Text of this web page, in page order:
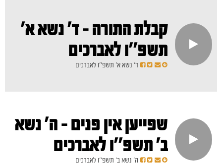
קבלת התורה - ד' נשא א'
תשפ''ו לאברכים
ד' נשא א' תשפ''ו לאברכים
שפייען אין פנים - ה' נשא
ב' תשפ''ו לאברכים
ה' נשא ב' תשפ''ו לאברכים